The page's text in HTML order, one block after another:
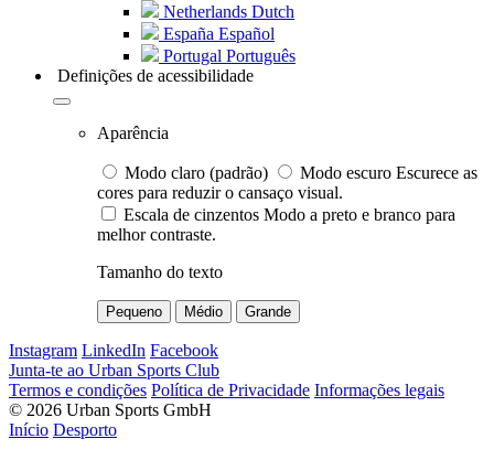
Netherlands Dutch
España Español
Portugal Português
Definições de acessibilidade
Aparência
Modo claro (padrão) Modo escuro Escurece as
cores para reduzir o cansaço visual.
Escala de cinzentos Modo a preto e branco para
melhor contraste.
Tamanho do texto
Pequeno Médio Grande
Instagram LinkedIn Facebook
Junta-te ao Urban Sports Club
Termos e condições Política de Privacidade Informações legais
© 2026 Urban Sports GmbH
Início Desporto